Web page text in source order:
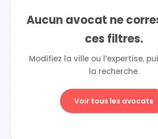
Aucun avocat ne
ces filtres.
Modifiez la ville ou l’expertise,
la recherche.
Voir tous les avocats